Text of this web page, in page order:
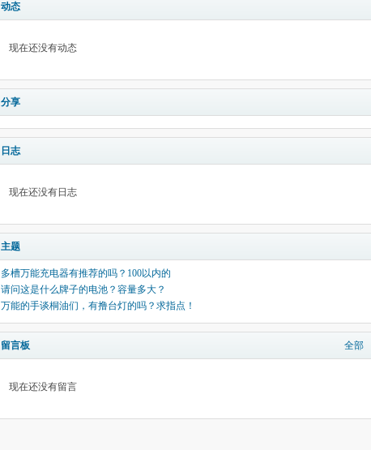
动态
现在还没有动态
分享
日志
现在还没有日志
主题
多槽万能充电器有推荐的吗？100以内的
请问这是什么牌子的电池？容量多大？
万能的手谈桐油们，有撸台灯的吗？求指点！
留言板 全部
现在还没有留言